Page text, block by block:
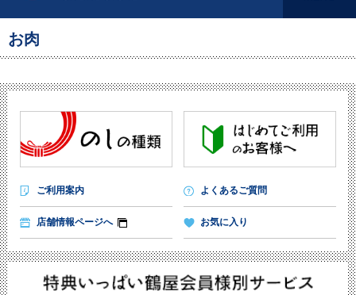
お肉
ご利用案内 よくあるご質問
店舗情報ページへ お気に入り